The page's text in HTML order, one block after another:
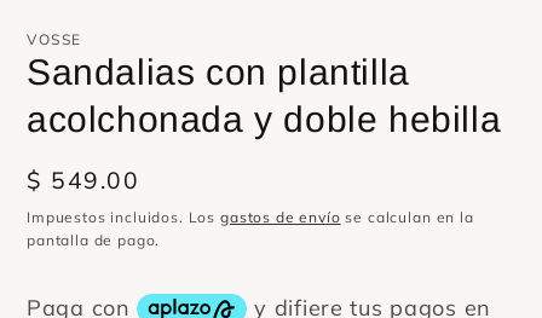
una
modal
VOSSE
Sandalias con plantilla
acolchonada y doble hebilla
Precio
habitual
$ 549.00
Impuestos incluidos. Los gastos de envío se calculan en la
pantalla de pago.